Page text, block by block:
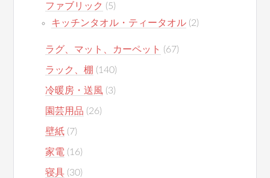
ファブリック (5)
キッチンタオル・ティータオル (2)
ラグ、マット、カーペット (67)
ラック、棚 (140)
冷暖房・送風 (3)
園芸用品 (26)
壁紙 (7)
家電 (16)
寝具 (30)